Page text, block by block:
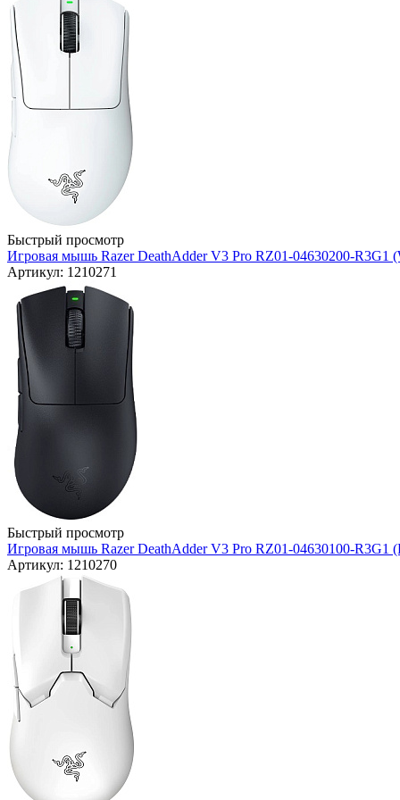
Быстрый просмотр
Игровая мышь Razer DeathAdder V3 Pro RZ01-04630200-R3G1
Артикул: 1210271
Быстрый просмотр
Игровая мышь Razer DeathAdder V3 Pro RZ01-04630100-R3G1
Артикул: 1210270